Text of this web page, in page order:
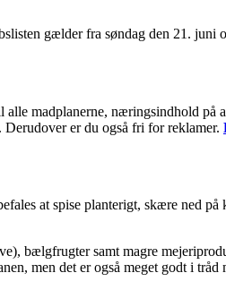
gælder fra søndag den 21. juni
madplanerne, næringsindhold på
er du også fri for reklamer.
at spise planterigt, skære ned på
bælgfrugter samt magre
men det er også meget godt i tråd